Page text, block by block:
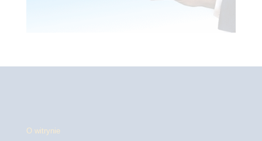
O witrynie